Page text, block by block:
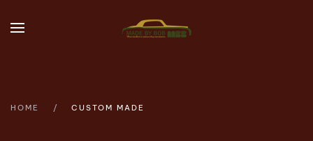
Skip to main content
HOME CUSTOM MADE